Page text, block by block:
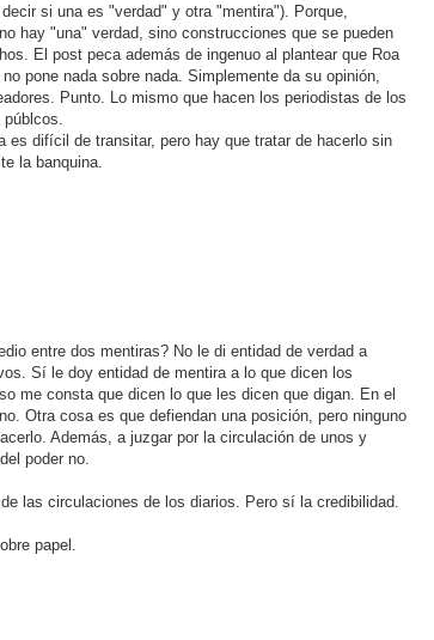
si una es "verdad" y otra "mentira"). Porque,
hay "una" verdad, sino construcciones que se pueden
El post peca además de ingenuo al plantear que Roa
pone nada sobre nada. Simplemente da su opinión,
Punto. Lo mismo que hacen los periodistas de los
es difícil de transitar, pero hay que tratar de hacerlo sin
la banquina.
entre dos mentiras? No le di entidad de verdad a
Sí le doy entidad de mentira a lo que dicen los
me consta que dicen lo que les dicen que digan. En el
Otra cosa es que defiendan una posición, pero ninguno
Además, a juzgar por la circulación de unos y
poder no.
las circulaciones de los diarios. Pero sí la credibilidad.
papel.